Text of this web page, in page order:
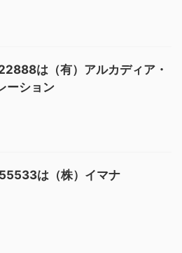
は（有）アルカディア・
ーション
は（株）イマナ